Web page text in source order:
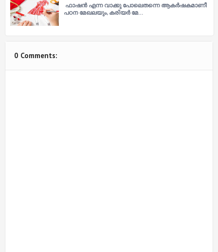
ഫാഷന്‍ എന്ന വാക്കു പോലെതന്നെ ആകര്‍ഷകമാണീ
പഠന മേഖലയും, കരിയര്‍ മേ…
0 Comments: